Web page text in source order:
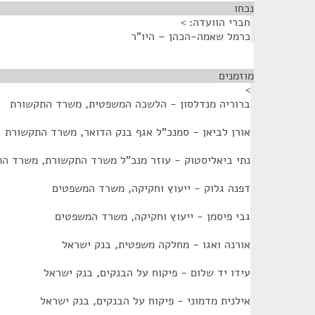
נכחו
חברי הוועדה: >
כרמל שאמה-הכהן – היו"ר
מוזמנים
>
ברוריה מנדלסון - הלשכה המשפטית, משרד התקשורת
אורן לביאן - סמנכ"ל אגף בנק הדואר, משרד התקשורת
נתי ביאליסטוק - עוזר מנכ"ל משרד התקשורת, משרד
דפנה גלוק - ייעוץ וחקיקה, משרד המשפטים
גבי פיסמן - ייעוץ וחקיקה, משרד המשפטים
אורנה ואגו - מחלקה משפטית, בנק ישראל
עידו יד שלום - פיקוח על הבנקים, בנק ישראל
אילנית מדמוני - פיקוח על הבנקים, בנק ישראל